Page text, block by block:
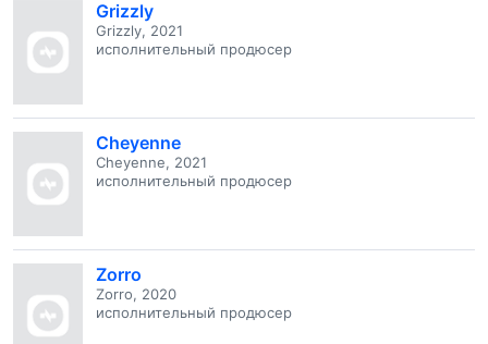
Grizzly
Grizzly, 2021
исполнительный продюсер
Cheyenne
Cheyenne, 2021
исполнительный продюсер
Zorro
Zorro, 2020
исполнительный продюсер